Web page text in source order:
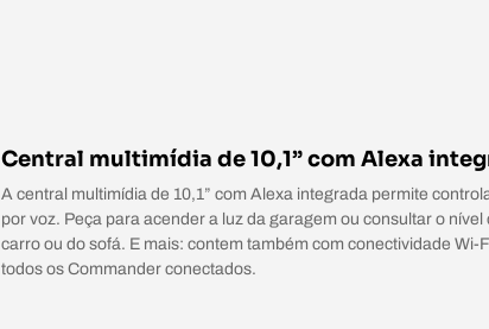
Central multimídia de 10,1” com Alexa
A central multimídia de 10,1” com Alexa integrada permite
por voz. Peça para acender a luz da garagem ou consultar o
carro ou do sofá. E mais: contem também com conectividade Wi-
todos os Commander conectados.